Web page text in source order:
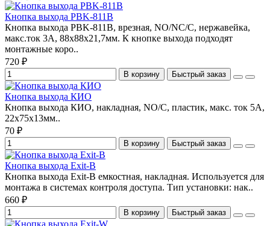
Кнопка выхода PBK-811B
Кнопка выхода PBK-811B, врезная, NO/NC/C, нержавейка,
макс.ток 3А, 88х88х21,7мм. К кнопке выхода подходят
монтажные коро..
720 ₽
В корзину Быстрый заказ
Кнопка выхода КИО
Кнопка выхода КИО, накладная, NO/C, пластик, макс. ток 5А,
22х75х13мм..
70 ₽
В корзину Быстрый заказ
Кнопка выхода Exit-B
Кнопка выхода Exit-B емкостная, накладная. Используется для
монтажа в системах контроля доступа. Тип установки: нак..
660 ₽
В корзину Быстрый заказ